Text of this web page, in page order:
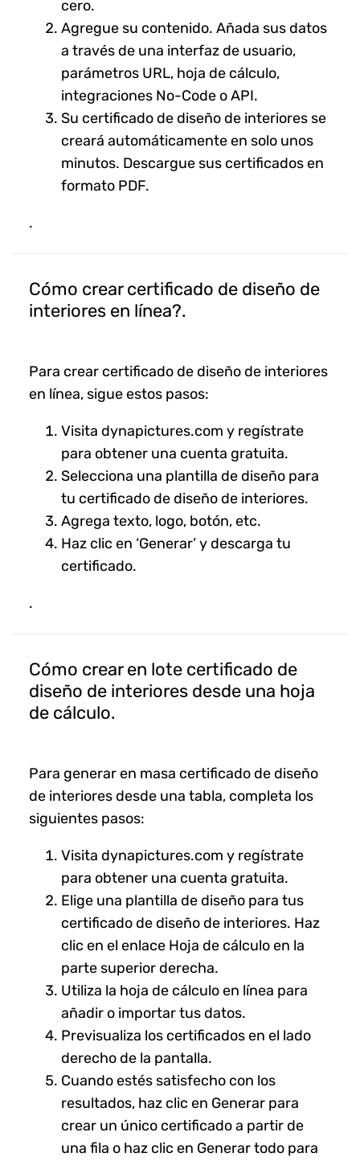
cero.
Agregue su contenido. Añada sus datos
a través de una interfaz de usuario,
parámetros URL, hoja de cálculo,
integraciones No-Code o API.
Su certificado de diseño de interiores se
creará automáticamente en solo unos
minutos. Descargue sus certificados en
formato PDF.
.
Cómo crear certificado de diseño de
interiores en línea?.
Para crear certificado de diseño de interiores
en línea, sigue estos pasos:
Visita dynapictures.com y regístrate
para obtener una cuenta gratuita.
Selecciona una plantilla de diseño para
tu certificado de diseño de interiores.
Agrega texto, logo, botón, etc.
Haz clic en ‘Generar’ y descarga tu
certificado.
.
Cómo crear en lote certificado de
diseño de interiores desde una hoja
de cálculo.
Para generar en masa certificado de diseño
de interiores desde una tabla, completa los
siguientes pasos:
Visita dynapictures.com y regístrate
para obtener una cuenta gratuita.
Elige una plantilla de diseño para tus
certificado de diseño de interiores. Haz
clic en el enlace Hoja de cálculo en la
parte superior derecha.
Utiliza la hoja de cálculo en línea para
añadir o importar tus datos.
Previsualiza los certificados en el lado
derecho de la pantalla.
Cuando estés satisfecho con los
resultados, haz clic en Generar para
crear un único certificado a partir de
una fila o haz clic en Generar todo para